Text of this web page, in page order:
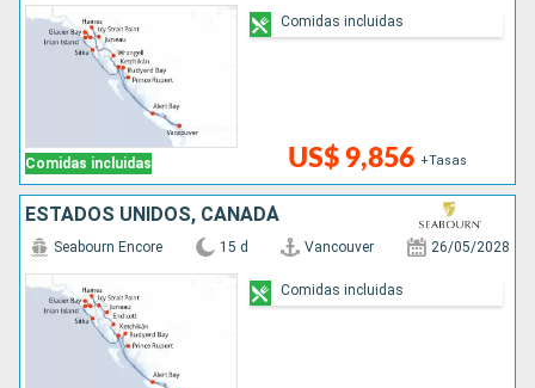
Comidas incluidas US$ 9,856 +Tasas
Comidas incluidas
ESTADOS UNIDOS, CANADÁ
Seabourn Encore 15 d Vancouver 26/05/2028
Comidas incluidas